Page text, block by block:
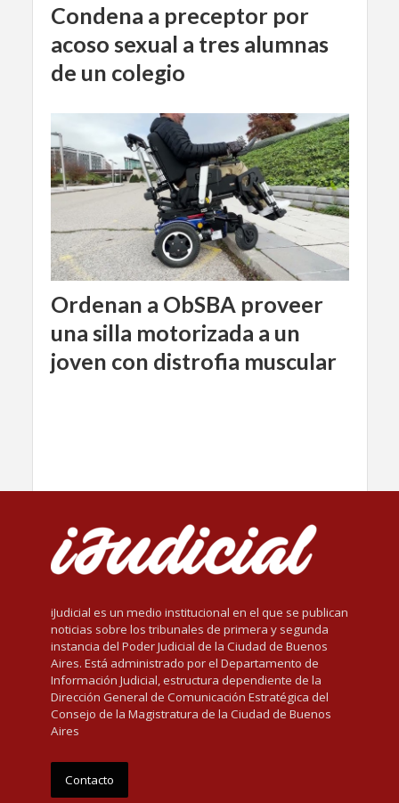
Condena a preceptor por
acoso sexual a tres alumnas
de un colegio
Ordenan a ObSBA proveer
una silla motorizada a un
joven con distrofia muscular
iJudicial es un medio institucional en el que se publican
noticias sobre los tribunales de primera y segunda
instancia del Poder Judicial de la Ciudad de Buenos
Aires. Está administrado por el Departamento de
Información Judicial, estructura dependiente de la
Dirección General de Comunicación Estratégica del
Consejo de la Magistratura de la Ciudad de Buenos
Aires
Contacto